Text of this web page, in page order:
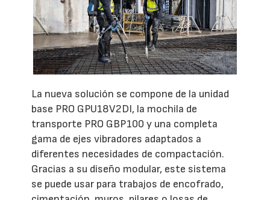
La nueva solución se compone de la unidad
base PRO GPU18V2DI, la mochila de
transporte PRO GBP100 y una completa
gama de ejes vibradores adaptados a
diferentes necesidades de compactación.
Gracias a su diseño modular, este sistema
se puede usar para trabajos de encofrado,